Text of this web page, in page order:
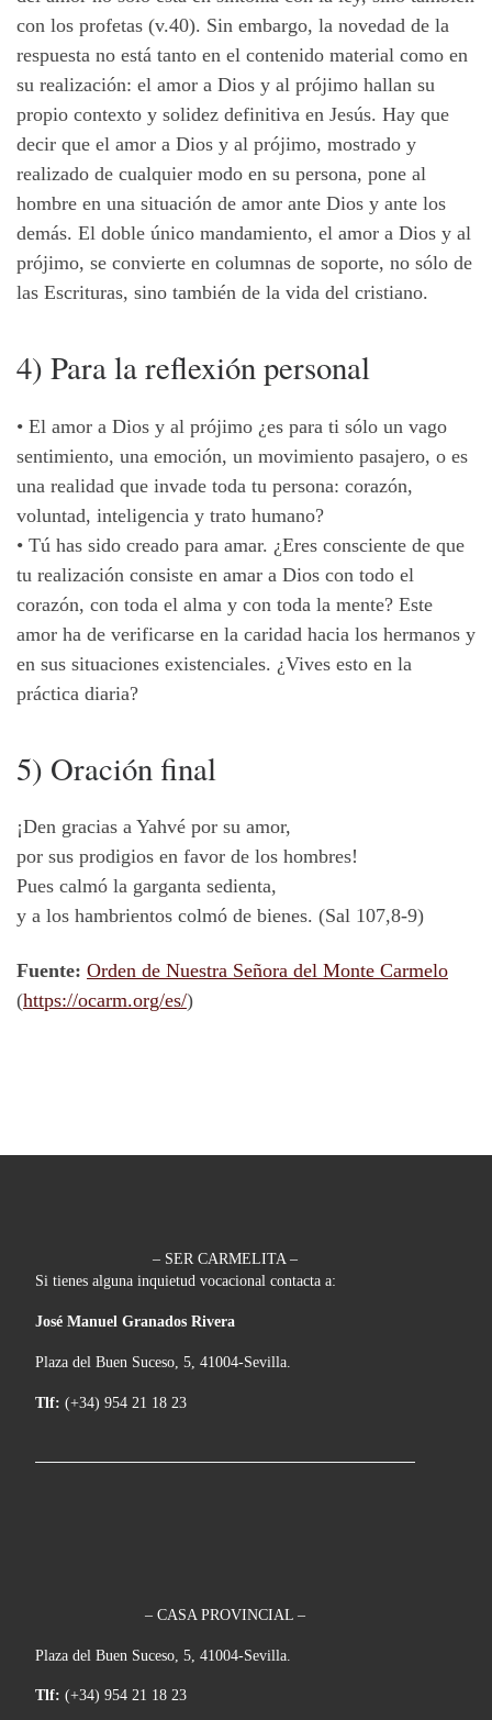
con los profetas (v.40). Sin embargo, la novedad de la
respuesta no está tanto en el contenido material como en
su realización: el amor a Dios y al prójimo hallan su
propio contexto y solidez definitiva en Jesús. Hay que
decir que el amor a Dios y al prójimo, mostrado y
realizado de cualquier modo en su persona, pone al
hombre en una situación de amor ante Dios y ante los
demás. El doble único mandamiento, el amor a Dios y al
prójimo, se convierte en columnas de soporte, no sólo de
las Escrituras, sino también de la vida del cristiano.
4) Para la reflexión personal
• El amor a Dios y al prójimo ¿es para ti sólo un vago
sentimiento, una emoción, un movimiento pasajero, o es
una realidad que invade toda tu persona: corazón,
voluntad, inteligencia y trato humano?
• Tú has sido creado para amar. ¿Eres consciente de que
tu realización consiste en amar a Dios con todo el
corazón, con toda el alma y con toda la mente? Este
amor ha de verificarse en la caridad hacia los hermanos y
en sus situaciones existenciales. ¿Vives esto en la
práctica diaria?
5) Oración final
¡Den gracias a Yahvé por su amor,
por sus prodigios en favor de los hombres!
Pues calmó la garganta sedienta,
y a los hambrientos colmó de bienes. (Sal 107,8-9)
Fuente: Orden de Nuestra Señora del Monte Carmelo
(https://ocarm.org/es/)
– SER CARMELITA –
Si tienes alguna inquietud vocacional contacta a:
José Manuel Granados Rivera
Plaza del Buen Suceso, 5, 41004-Sevilla.
Tlf: (+34) 954 21 18 23
– CASA PROVINCIAL –
Plaza del Buen Suceso, 5, 41004-Sevilla.
Tlf: (+34) 954 21 18 23